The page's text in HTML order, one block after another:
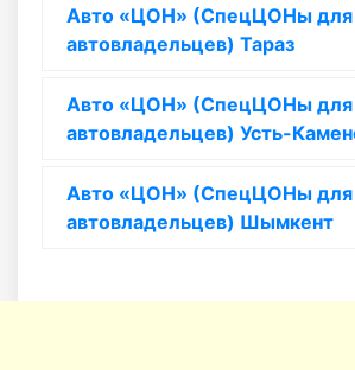
Авто «ЦОН» (СпецЦОНы для
автовладельцев) Тараз
Авто «ЦОН» (СпецЦОНы для
автовладельцев) Усть-
Авто «ЦОН» (СпецЦОНы для
автовладельцев) Шымкент